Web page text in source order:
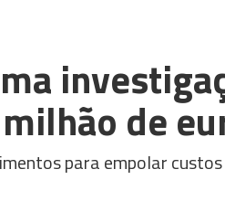
de
para empolar